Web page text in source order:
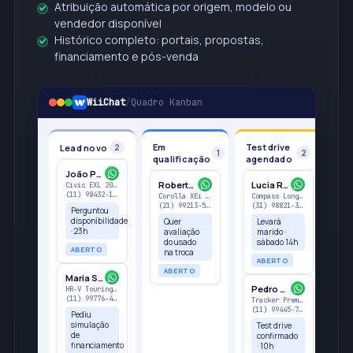
Atribuição automática por origem, modelo ou
vendedor disponível
Histórico completo: portais, propostas,
financiamento e pós-venda
WiiChat/Quadro Kanban
Lead novo 2
João Pereira
Civic EXL 2022 · Webmotors
(11) 98432-1199
Perguntou
disponibilidade
· 23h
ABERTO
Maria Santos
HR-V Touring 2023 · iCarros
(11) 99776-4421
Pediu
simulação
de
financiamento
Em
qualificação
1
Roberto Vieira
Corolla XEi · Site
(21) 99213-5577
Quer
avaliação
do usado
na troca
ABERTO
Test drive
agendado
2
Lucia Ramos
Compass Longitude · Insta
(31) 98821-3344
Levará
marido ·
sábado 14h
ABERTO
Pedro Almeida
Tracker Premier · OLX
(11) 99445-7766
Test drive
confirmado
· 10h